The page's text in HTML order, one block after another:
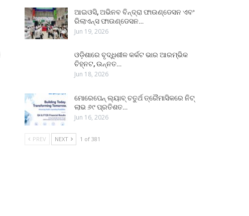
ଆଇଓସି, ଅଭିନବ ବିନ୍ଦ୍ରା ଫାଉଣ୍ଡେସନ ଏବଂ
ରିଲାଏନ୍ସ ଫାଉଣ୍ଡେସନ…
Jun 19, 2026
ଓଡ଼ିଶାରେ ବୃଦ୍ଧିଶୀଳ କର୍କଟ ଭାର ଆରମ୍ଭିକ
ଚିହ୍ନଟ, ଉନ୍ନତ…
Jun 18, 2026
ମୋରେପେନ୍ ଲ୍ୟାବ୍ ଚତୁର୍ଥ ତ୍ରୈମାସିକରେ ନିଟ୍
ଲାଭ ୬୯ ପ୍ରତିଶତ…
Jun 16, 2026
PREV NEXT 1 of 381